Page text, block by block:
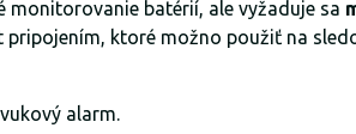
monitorovanie batérií, ale vyžaduje sa
ktoré možno použiť na
alarm.